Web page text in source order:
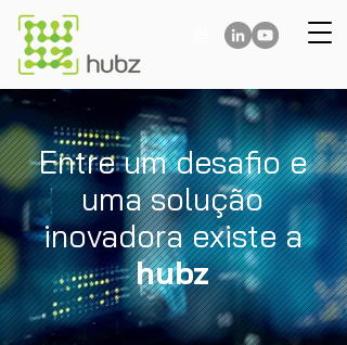
Entre um desafio e
uma solução
inovadora existe a
hubz